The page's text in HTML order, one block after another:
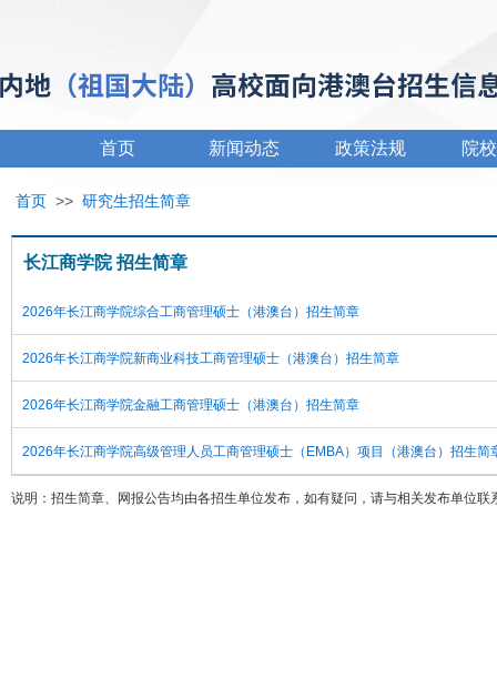
首页 新闻动态 政策法规 院
首页 >> 研究生招生简章
长江商学院 招生简章
2026年长江商学院综合工商管理硕士（港澳台）招生简章
2026年长江商学院新商业科技工商管理硕士（港澳台）招生简章
2026年长江商学院金融工商管理硕士（港澳台）招生简章
2026年长江商学院高级管理人员工商管理硕士（EMBA）项目（港澳台）招生简
说明：招生简章、网报公告均由各招生单位发布，如有疑问，请与相关发布单位